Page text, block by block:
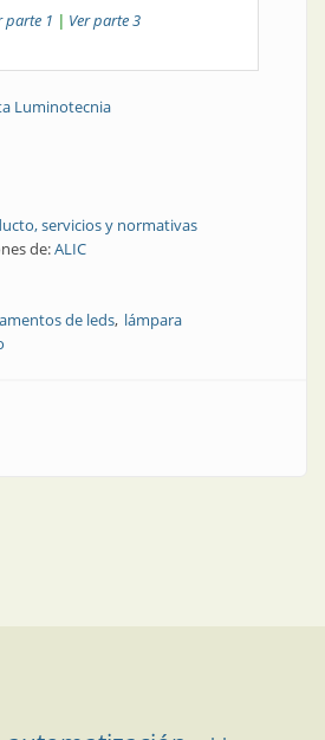
parte 1 | Ver parte 3
Luminotecnia
servicios y normativas
de:ALIC
de leds lámpara
| Luz con estilo (parte 2)